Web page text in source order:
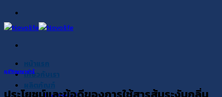
Skip
to
content
หน้าแรก
เกี่ยวกับเรา
ผลิตภัณฑ์
ภูมิปัญญาน่ารู้